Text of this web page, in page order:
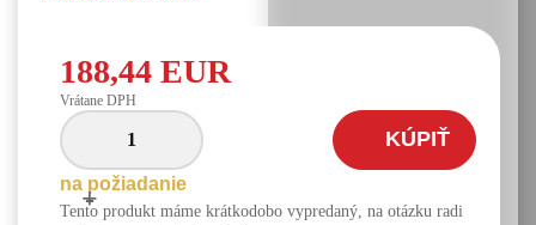
188,44 EUR
Vrátane DPH
-
+
KÚPIŤ
na požiadanie
Tento produkt máme krátkodobo vypredaný, na otázku radi